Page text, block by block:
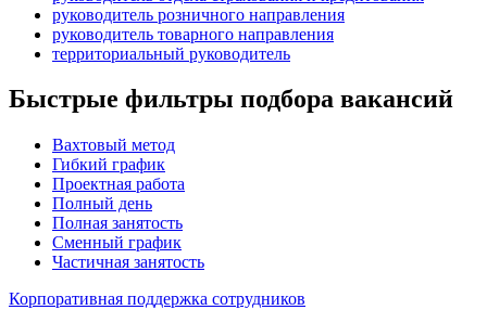
руководитель розничного направления
руководитель товарного направления
территориальный руководитель
Быстрые фильтры подбора вакансий
Вахтовый метод
Гибкий график
Проектная работа
Полный день
Полная занятость
Сменный график
Частичная занятость
Корпоративная поддержка сотрудников